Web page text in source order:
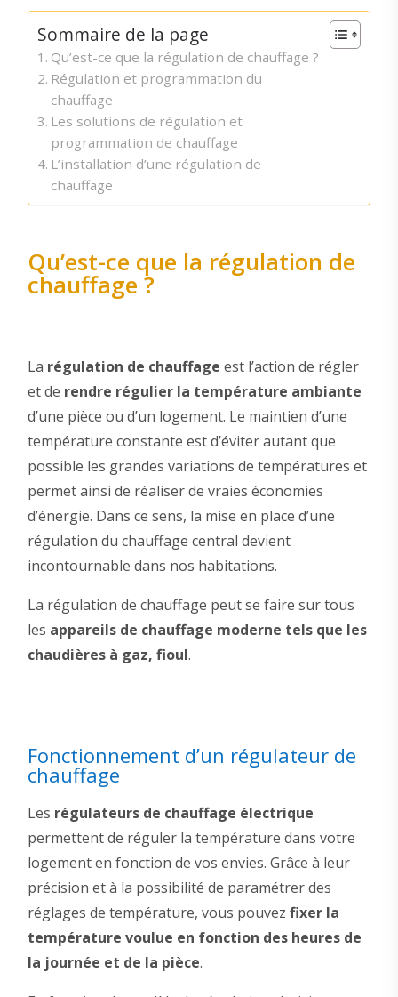
Sommaire de la page
Qu’est-ce que la régulation de chauffage ?
Régulation et programmation du
chauffage
Les solutions de régulation et
programmation de chauffage
L’installation d’une régulation de
chauffage
Qu’est-ce que la régulation de
chauffage ?
La régulation de chauffage est l’action de régler
et de rendre régulier la température ambiante
d’une pièce ou d’un logement. Le maintien d’une
température constante est d’éviter autant que
possible les grandes variations de températures et
permet ainsi de réaliser de vraies économies
d’énergie. Dans ce sens, la mise en place d’une
régulation du chauffage central devient
incontournable dans nos habitations.
La régulation de chauffage peut se faire sur tous
les appareils de chauffage moderne tels que les
chaudières à gaz, fioul.
Fonctionnement d’un régulateur de
chauffage
Les régulateurs de chauffage électrique
permettent de réguler la température dans votre
logement en fonction de vos envies. Grâce à leur
précision et à la possibilité de paramétrer des
réglages de température, vous pouvez fixer la
température voulue en fonction des heures de
la journée et de la pièce.